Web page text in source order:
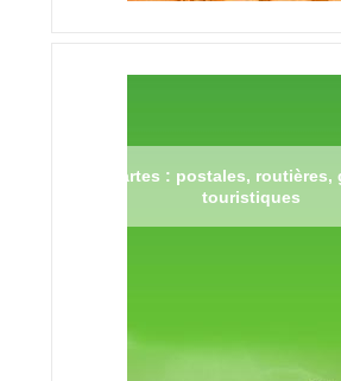
Cartes : postales, routières,
touristiques